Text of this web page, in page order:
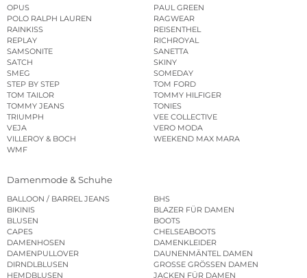
OPUS
PAUL GREEN
POLO RALPH LAUREN
RAGWEAR
RAINKISS
REISENTHEL
REPLAY
RICHROYAL
SAMSONITE
SANETTA
SATCH
SKINY
SMEG
SOMEDAY
STEP BY STEP
TOM FORD
TOM TAILOR
TOMMY HILFIGER
TOMMY JEANS
TONIES
TRIUMPH
VEE COLLECTIVE
VEJA
VERO MODA
VILLEROY & BOCH
WEEKEND MAX MARA
WMF
Damenmode & Schuhe
BALLOON / BARREL JEANS
BHS
BIKINIS
BLAZER FÜR DAMEN
BLUSEN
BOOTS
CAPES
CHELSEABOOTS
DAMENHOSEN
DAMENKLEIDER
DAMENPULLOVER
DAUNENMÄNTEL DAMEN
DIRNDLBLUSEN
GROSSE GRÖSSEN DAMEN
HEMDBLUSEN
JACKEN FÜR DAMEN